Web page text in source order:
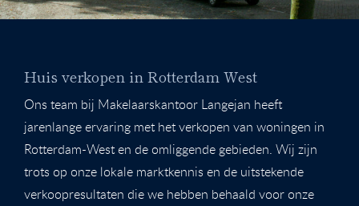
Huis verkopen in Rotterdam West
Ons team bij Makelaarskantoor Langejan heeft
jarenlange ervaring met het verkopen van woningen in
Rotterdam-West en de omliggende gebieden. Wij zijn
trots op onze lokale marktkennis en de uitstekende
verkoopresultaten die we hebben behaald voor onze